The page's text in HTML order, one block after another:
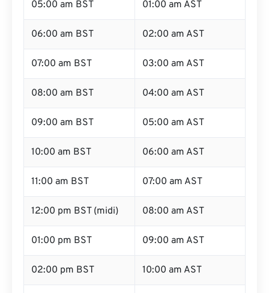
05:00 am BST 01:00 am AST
06:00 am BST 02:00 am AST
07:00 am BST 03:00 am AST
08:00 am BST 04:00 am AST
09:00 am BST 05:00 am AST
10:00 am BST 06:00 am AST
11:00 am BST 07:00 am AST
12:00 pm BST (midi) 08:00 am AST
01:00 pm BST 09:00 am AST
02:00 pm BST 10:00 am AST